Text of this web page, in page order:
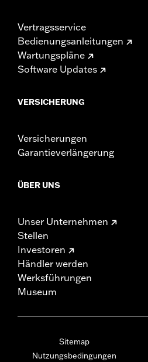
Vertragsservice
Bedienungsanleitungen
Wartungspläne
Software Updates
VERSICHERUNG
Versicherungen
Garantieverlängerung
ÜBER UNS
Unser Unternehmen
Stellen
Investoren
Händler werden
Werksführungen
Museum
Sitemap
Nutzungsbedingungen